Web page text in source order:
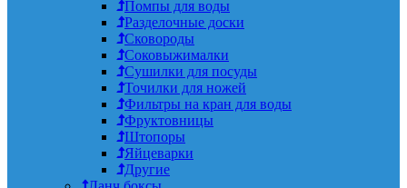
Помпы для воды
Разделочные доски
Сковороды
Соковыжималки
Сушилки для посуды
Точилки для ножей
Фильтры на кран для воды
Фруктовницы
Штопоры
Яйцеварки
Другие